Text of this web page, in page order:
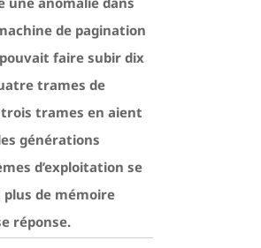
de pagination
faire subir dix
trames de
trames en aient
générations
d’exploitation se
de mémoire
réponse.